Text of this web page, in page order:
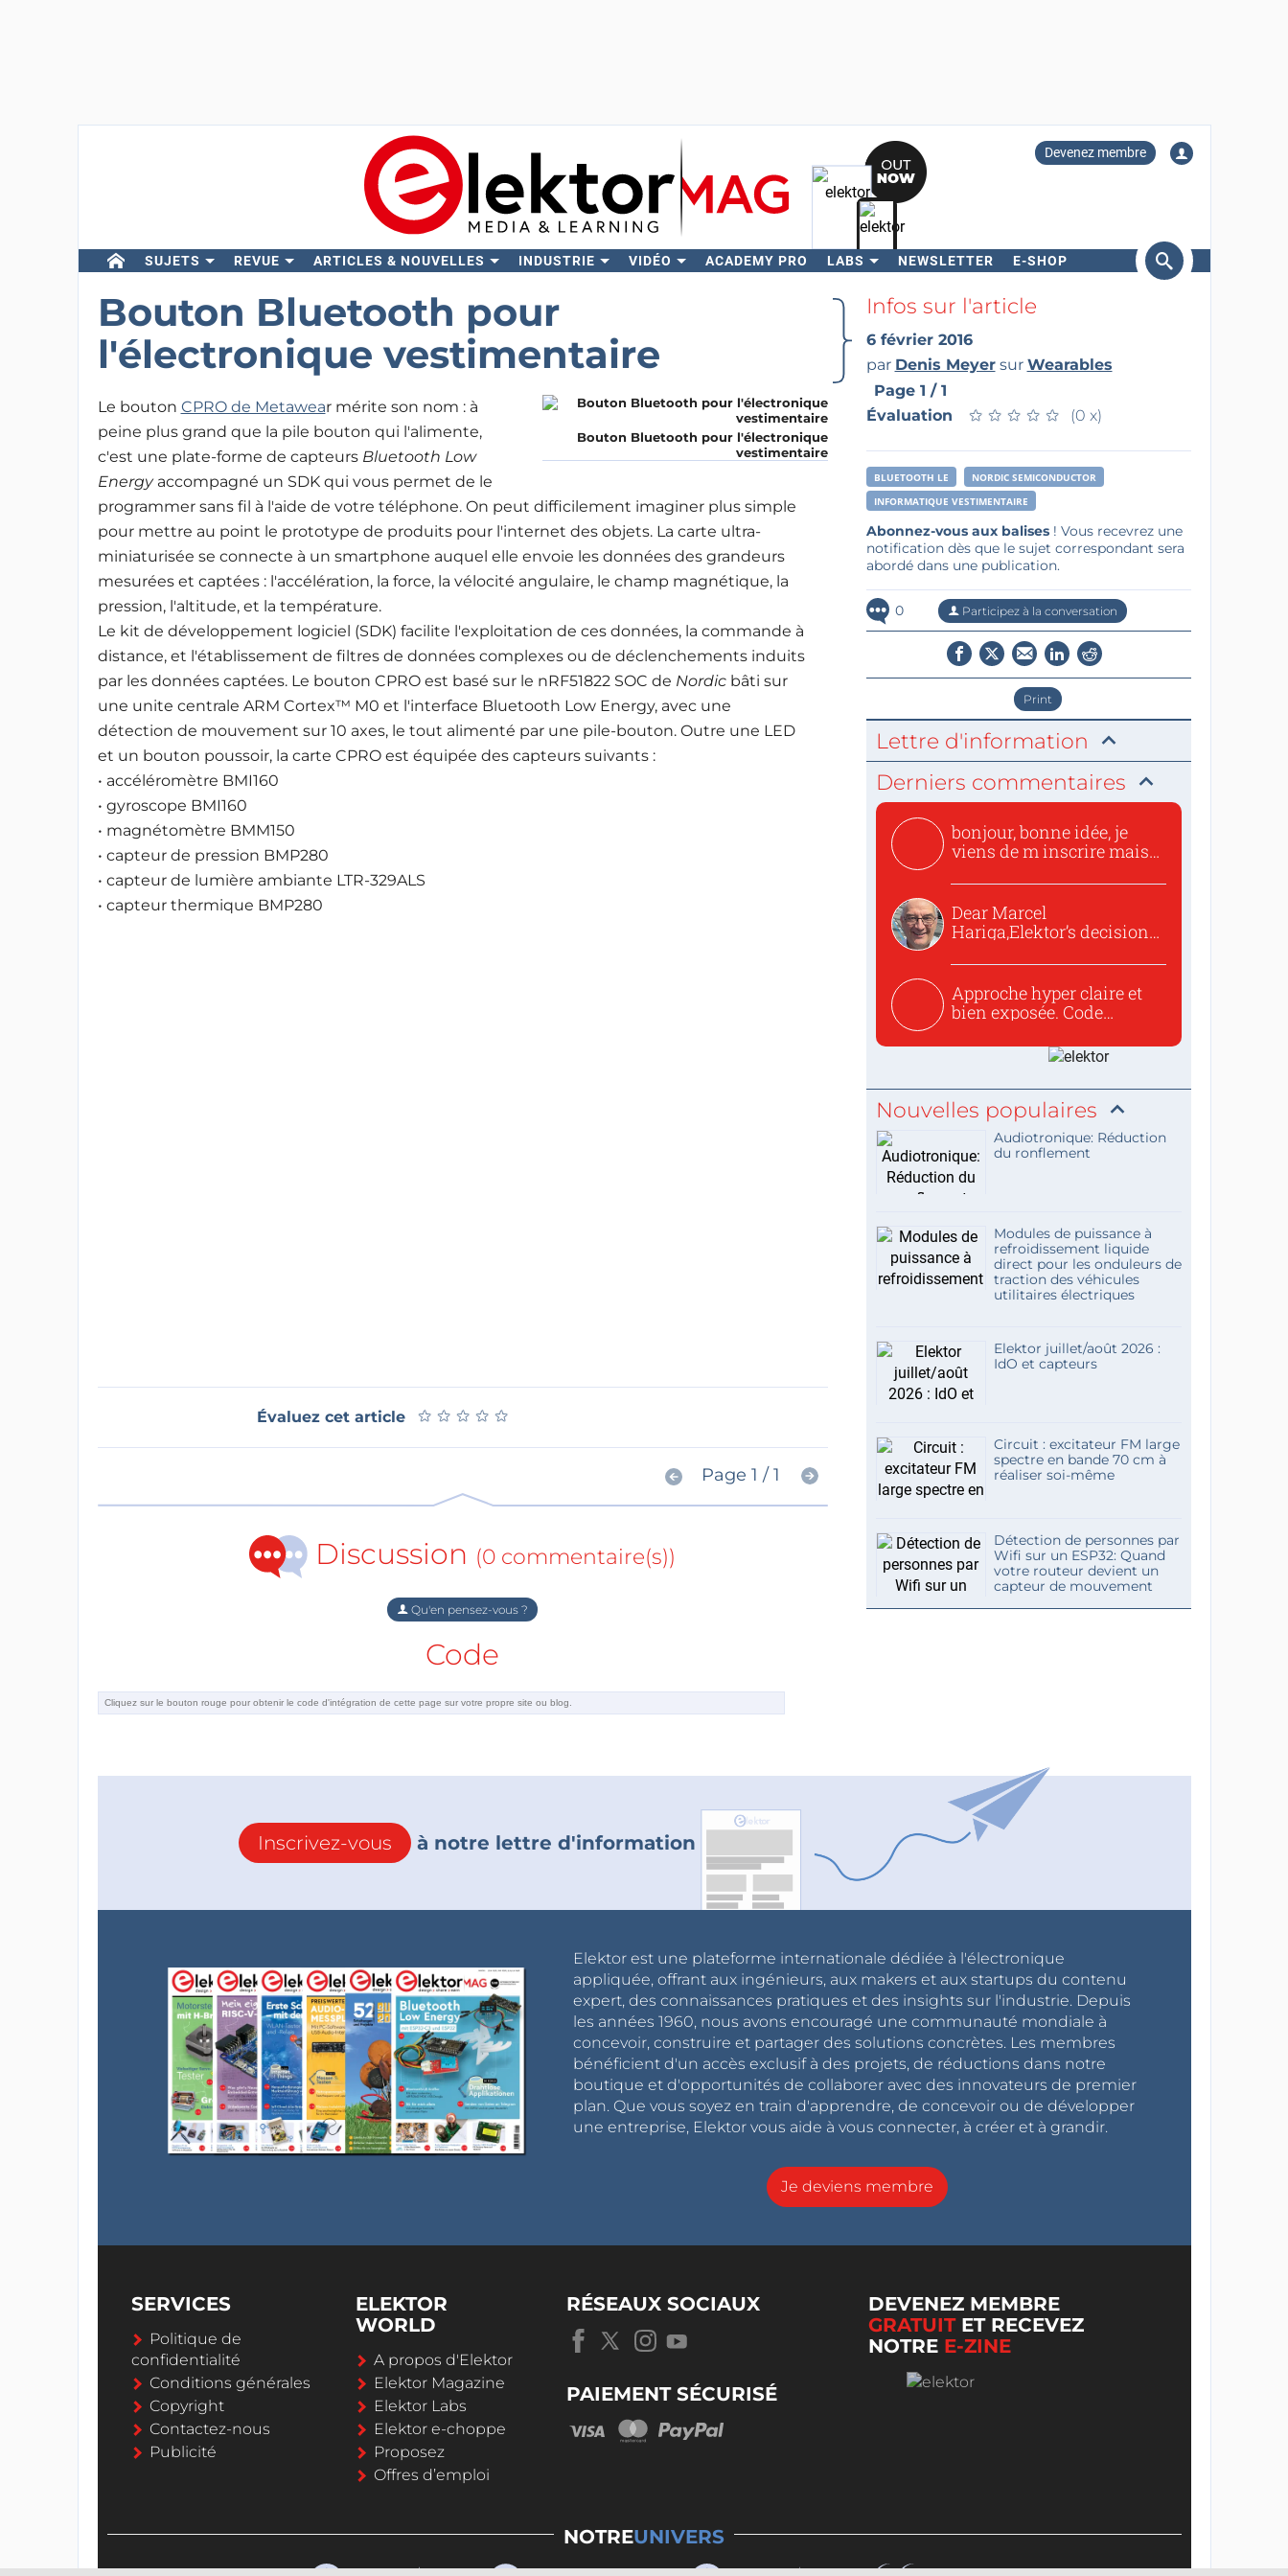
Devenez membre
SUJETS REVUE ARTICLES & NOUVELLES INDUSTRIE VIDÉO ACADEMY PRO LABS NEWSLETTER E-SHOP
Rechercher
Bouton Bluetooth pour
l'électronique vestimentaire
Bouton Bluetooth pour l'électronique
vestimentaire
Le bouton CPRO de Metawear mérite son nom : à
peine plus grand que la pile bouton qui l'alimente,
c'est une plate-forme de capteurs Bluetooth Low
Energyaccompagné un SDK qui vous permet de le
programmer sans fil à l'aide de votre téléphone. On peut difficilement imaginer plus simple
pour mettre au point le prototype de produits pour l'internet des objets. La carte ultra-
miniaturisée se connecte à un smartphone auquel elle envoie les données des grandeurs
mesurées et captées : l'accélération, la force, la vélocité angulaire, le champ magnétique, la
pression, l'altitude, et la température.
Le kit de développement logiciel (SDK) facilite l'exploitation de ces données, la commande à
distance, et l'établissement de filtres de données complexes ou de déclenchements induits
par les données captées. Le bouton CPRO est basé sur le nRF51822 SOC de Nordicbâti sur
une unite centrale ARM Cortex™ M0 et l'interface Bluetooth Low Energy, avec une
détection de mouvement sur 10 axes, le tout alimenté par une pile-bouton. Outre une LED
et un bouton poussoir, la carte CPRO est équipée des capteurs suivants :
• accéléromètre BMI160
• gyroscope BMI160
• magnétomètre BMM150
• capteur de pression BMP280
• capteur de lumière ambiante LTR-329ALS
• capteur thermique BMP280
Évaluez cet article ★ ★ ★ ★ ★
★ ★ ★ ★ ★
Page 1 / 1
Discussion (0 commentaire(s))
Qu'en pensez-vous ?
Code
Infos sur l'article
6 février 2016
par Denis Meyersur Wearables
Page 1 / 1
Évaluation
★ ★ ★ ★ ★
★ ★ ★ ★ ★ (0 x)
BLUETOOTH LE
NORDIC SEMICONDUCTOR
INFORMATIQUE VESTIMENTAIRE
Abonnez-vous aux balises! Vous recevrez une
notification dès que le sujet correspondant sera
abordé dans une publication.
0 Participez à la conversation
Print
Lettre d'information
Derniers commentaires
bonjour, bonne idée, je
viens de m inscrire mais
Dear Marcel
Hariga,Elektor’s decision
Approche hyper claire et
bien exposée. Code
Nouvelles populaires
Audiotronique: Réduction
du ronflement
Modules de puissance à
refroidissement liquide
direct pour les onduleurs de
traction des véhicules
utilitaires électriques
Elektor juillet/août 2026 :
IdO et capteurs
Circuit : excitateur FM large
spectre en bande 70 cm à
réaliser soi-même
Détection de personnes par
Wifi sur un ESP32: Quand
votre routeur devient un
capteur de mouvement
Inscrivez-vous à notre lettre d'information
Elektor est une plateforme internationale dédiée à l'électronique
appliquée, offrant aux ingénieurs, aux makers et aux startups du contenu
expert, des connaissances pratiques et des insights sur l'industrie. Depuis
les années 1960, nous avons encouragé une communauté mondiale à
concevoir, construire et partager des solutions concrètes. Les membres
bénéficient d'un accès exclusif à des projets, de réductions dans notre
boutique et d'opportunités de collaborer avec des innovateurs de premier
plan. Que vous soyez en train d'apprendre, de concevoir ou de développer
une entreprise, Elektor vous aide à vous connecter, à créer et à grandir.
Je deviens membre
SERVICES
Politique de
confidentialité
Conditions générales
Copyright
Contactez-nous
Publicité
ELEKTOR
WORLD
A propos d'Elektor
Elektor Magazine
Elektor Labs
Elektor e-choppe
Proposez
Offres d’emploi
RÉSEAUX SOCIAUX
PAIEMENT SÉCURISÉ
DEVENEZ MEMBRE
GRATUITET RECEVEZ
NOTRE E-ZINE
NOTREUNIVERS